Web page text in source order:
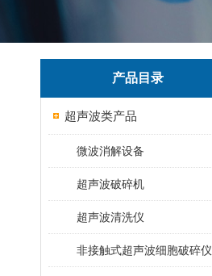
产品目录
超声波类产品
微波消解设备
超声波破碎机
超声波清洗仪
非接触式超声波细胞破碎仪